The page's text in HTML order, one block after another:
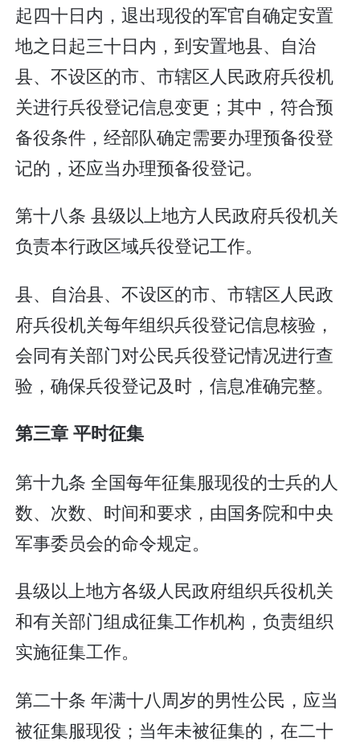
起四十日内，退出现役的军官自确定安置
地之日起三十日内，到安置地县、自治
县、不设区的市、市辖区人民政府兵役机
关进行兵役登记信息变更；其中，符合预
备役条件，经部队确定需要办理预备役登
记的，还应当办理预备役登记。
第十八条 县级以上地方人民政府兵役机关
负责本行政区域兵役登记工作。
县、自治县、不设区的市、市辖区人民政
府兵役机关每年组织兵役登记信息核验，
会同有关部门对公民兵役登记情况进行查
验，确保兵役登记及时，信息准确完整。
第三章 平时征集
第十九条 全国每年征集服现役的士兵的人
数、次数、时间和要求，由国务院和中央
军事委员会的命令规定。
县级以上地方各级人民政府组织兵役机关
和有关部门组成征集工作机构，负责组织
实施征集工作。
第二十条 年满十八周岁的男性公民，应当
被征集服现役；当年未被征集的，在二十